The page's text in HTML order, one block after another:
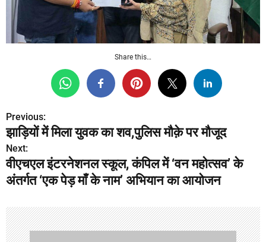
Share this…
P
o
s
t
n
a
Previous:
झाड़ियों में मिला युवक का शव,पुलिस मौक़े पर मौजूद
Next:
वीएचएल इंटरनेशनल स्कूल, कंपिल में ‘वन महोत्सव’ के
अंतर्गत ‘एक पेड़ माँ के नाम’ अभियान का आयोजन